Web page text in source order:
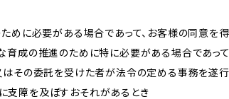
ために必要がある場合であって、お客様の同意を
育成の推進のために特に必要がある場合であっ
はその委託を受けた者が法令の定める事務を遂
支障を及ぼすおそれがあるとき